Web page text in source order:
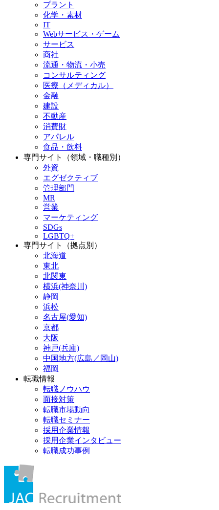
プラント
化学・素材
IT
Webサービス・ゲーム
サービス
商社
流通・物流・小売
コンサルティング
医療（メディカル）
金融
建設
不動産
消費財
アパレル
食品・飲料
専門サイト（領域・職種別）
外資
エグゼクティブ
管理部門
MR
営業
マーケティング
SDGs
LGBTQ+
専門サイト（拠点別）
北海道
東北
北関東
横浜(神奈川)
静岡
浜松
名古屋(愛知)
京都
大阪
神戸(兵庫)
中国地方(広島／岡山)
福岡
転職情報
転職ノウハウ
面接対策
転職市場動向
転職セミナー
採用企業情報
採用企業インタビュー
転職成功事例